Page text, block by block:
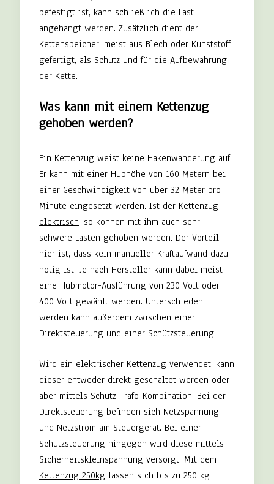
befestigt ist, kann schließlich die Last
angehängt werden. Zusätzlich dient der
Kettenspeicher, meist aus Blech oder Kunststoff
gefertigt, als Schutz und für die Aufbewahrung
der Kette.
Was kann mit einem Kettenzug
gehoben werden?
Ein Kettenzug weist keine Hakenwanderung auf.
Er kann mit einer Hubhöhe von 160 Metern bei
einer Geschwindigkeit von über 32 Meter pro
Minute eingesetzt werden. Ist der Kettenzug
elektrisch, so können mit ihm auch sehr
schwere Lasten gehoben werden. Der Vorteil
hier ist, dass kein manueller Kraftaufwand dazu
nötig ist. Je nach Hersteller kann dabei meist
eine Hubmotor-Ausführung von 230 Volt oder
400 Volt gewählt werden. Unterschieden
werden kann außerdem zwischen einer
Direktsteuerung und einer Schützsteuerung.
Wird ein elektrischer Kettenzug verwendet, kann
dieser entweder direkt geschaltet werden oder
aber mittels Schütz-Trafo-Kombination. Bei der
Direktsteuerung befinden sich Netzspannung
und Netzstrom am Steuergerät. Bei einer
Schützsteuerung hingegen wird diese mittels
Sicherheitskleinspannung versorgt. Mit dem
Kettenzug 250kg lassen sich bis zu 250 kg